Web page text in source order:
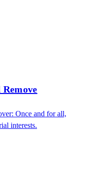
Once and for all,
interests.